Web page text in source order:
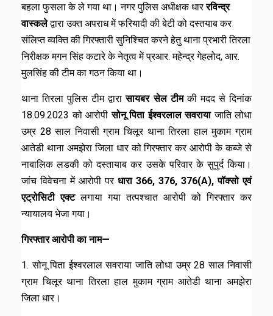
बहला फुसला के ले गया था। नगर पुलिस अधीक्षक धाररविन्द्र
वास्कलेद्वारा उक्त अपराध में फरियादी की बेटी को दस्तयाब कर
संलिप्त व्यक्ति की गिरफ्तारी सुनिश्चित करने हेतु थाना प्रभारी तिरला
निरीक्षक मगन सिंह कटारे के नेतृत्व में प्रआर. महेन्द्र गेहलोद, आर.
मुलसिंह की टीम का गठन किया था।
थाना तिरला पुलिस टीम द्वारासायबर सेल टीमकी मदद से दिनांक
18.09.2023 को आरोपीसोनू पिता ईश्वरलाल सवरायाजाति लोधा
उम्र 28 साल निवासी ग्राम चिलूर थाना तिरला हाल मुकाम ग्राम
आतेडी थाना अमझेरा जिला धार को गिरफ्तार कर आरोपी के कब्जे से
नाबालिक लडकी को दस्तायाब कर उसके परिवार के सुपुर्द किया।
जांच विवेचना में आरोपी पर धारा 366, 376, 376(A), पॉक्सो एवं
एट्रोसिटी एक्टलगाया गया तत्पश्चात आरोपी को गिरफ्तार कर
न्यायालय भेजा गया।
गिरफ्तार आरोपी का नाम—
1. सोनू पिता ईश्वरलाल सवराया जाति लोधा उम्र 28 साल निवासी
ग्राम चिलूर थाना तिरला हाल मुकाम ग्राम आतेडी थाना अमझेरा
जिला धार।